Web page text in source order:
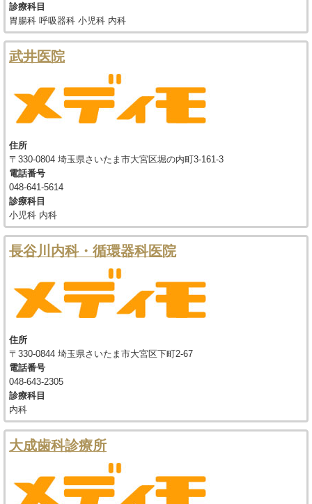
診療科目
胃腸科 呼吸器科 小児科 内科
武井医院
住所
〒330-0804 埼玉県さいたま市大宮区堀の内町3-161-3
電話番号
048-641-5614
診療科目
小児科 内科
長谷川内科・循環器科医院
住所
〒330-0844 埼玉県さいたま市大宮区下町2-67
電話番号
048-643-2305
診療科目
内科
大成歯科診療所